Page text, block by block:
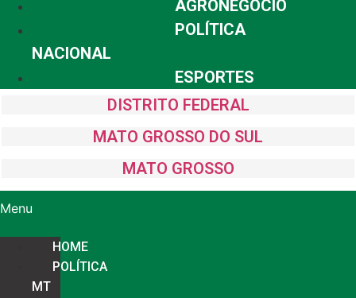
AGRONEGÓCIO
POLÍTICA
NACIONAL
ESPORTES
DISTRITO FEDERAL
MATO GROSSO DO SUL
MATO GROSSO
Menu
HOME
POLÍTICA
MT